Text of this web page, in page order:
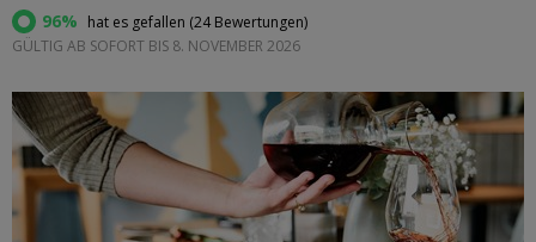
96% hat es gefallen (24 Bewertungen)
GÜLTIG AB SOFORT BIS 8. NOVEMBER 2026
←